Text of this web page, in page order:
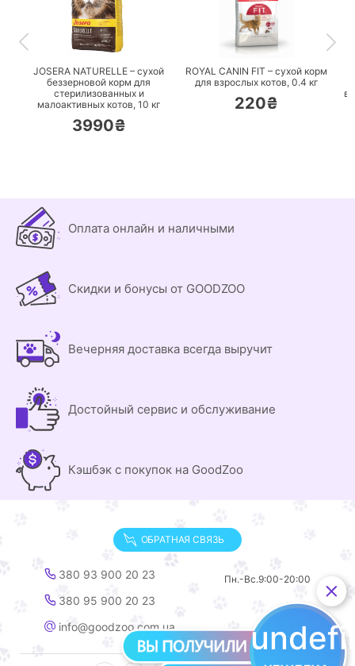
ПЕРЕЙТИ
JOSERA NATURELLE – сухой
беззерновой корм для
стерилизованных и
малоактивных котов, 10 кг
3990₴
ПЕРЕЙТИ
ROYAL CANIN FIT – сухой корм
для взрослых котов, 0.4 кг
220₴
Оплата онлайн и наличными
Скидки и бонусы от GOODZOO
Вечерняя доставка всегда выручит
Достойный сервис и обслуживание
Кэшбэк с покупок на GoodZoo
ОБРАТНАЯ СВЯЗЬ
380 93 900 20 23
380 95 900 20 23
info@goodzoo.com.ua
Пн.-Вс.9:00-20:00